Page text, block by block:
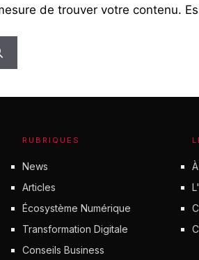
de trouver votre contenu.
RUBRIQUES
News
Articles
Écosystème Numérique
Transformation Digitale
Conseils Business